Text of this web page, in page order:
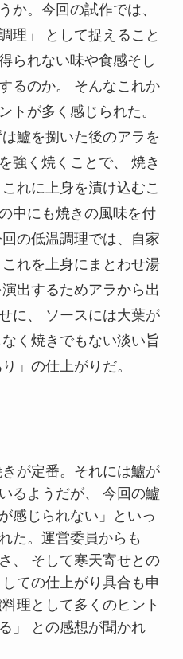
か。今回の試作では、
理」 として捉えること
られない味や食感そし
るのか。 そんなこれか
トが多く感じられた。
鱸を捌いた後のアラを
強く焼くことで、 焼き
れに上身を漬け込むこ
中にも焼きの風味を付
の低温調理では、自家
れを上身にまとわせ湯
出するためアラから出
に、 ソースには大葉が
く焼きでもない淡い旨
」の仕上がりだ。
きが定番。それには鱸が
るようだが、 今回の鱸
感じられない」といっ
た。運営委員からも
、 そして寒天寄せとの
ての仕上がり具合も申
理として多くのヒント
」 との感想が聞かれ